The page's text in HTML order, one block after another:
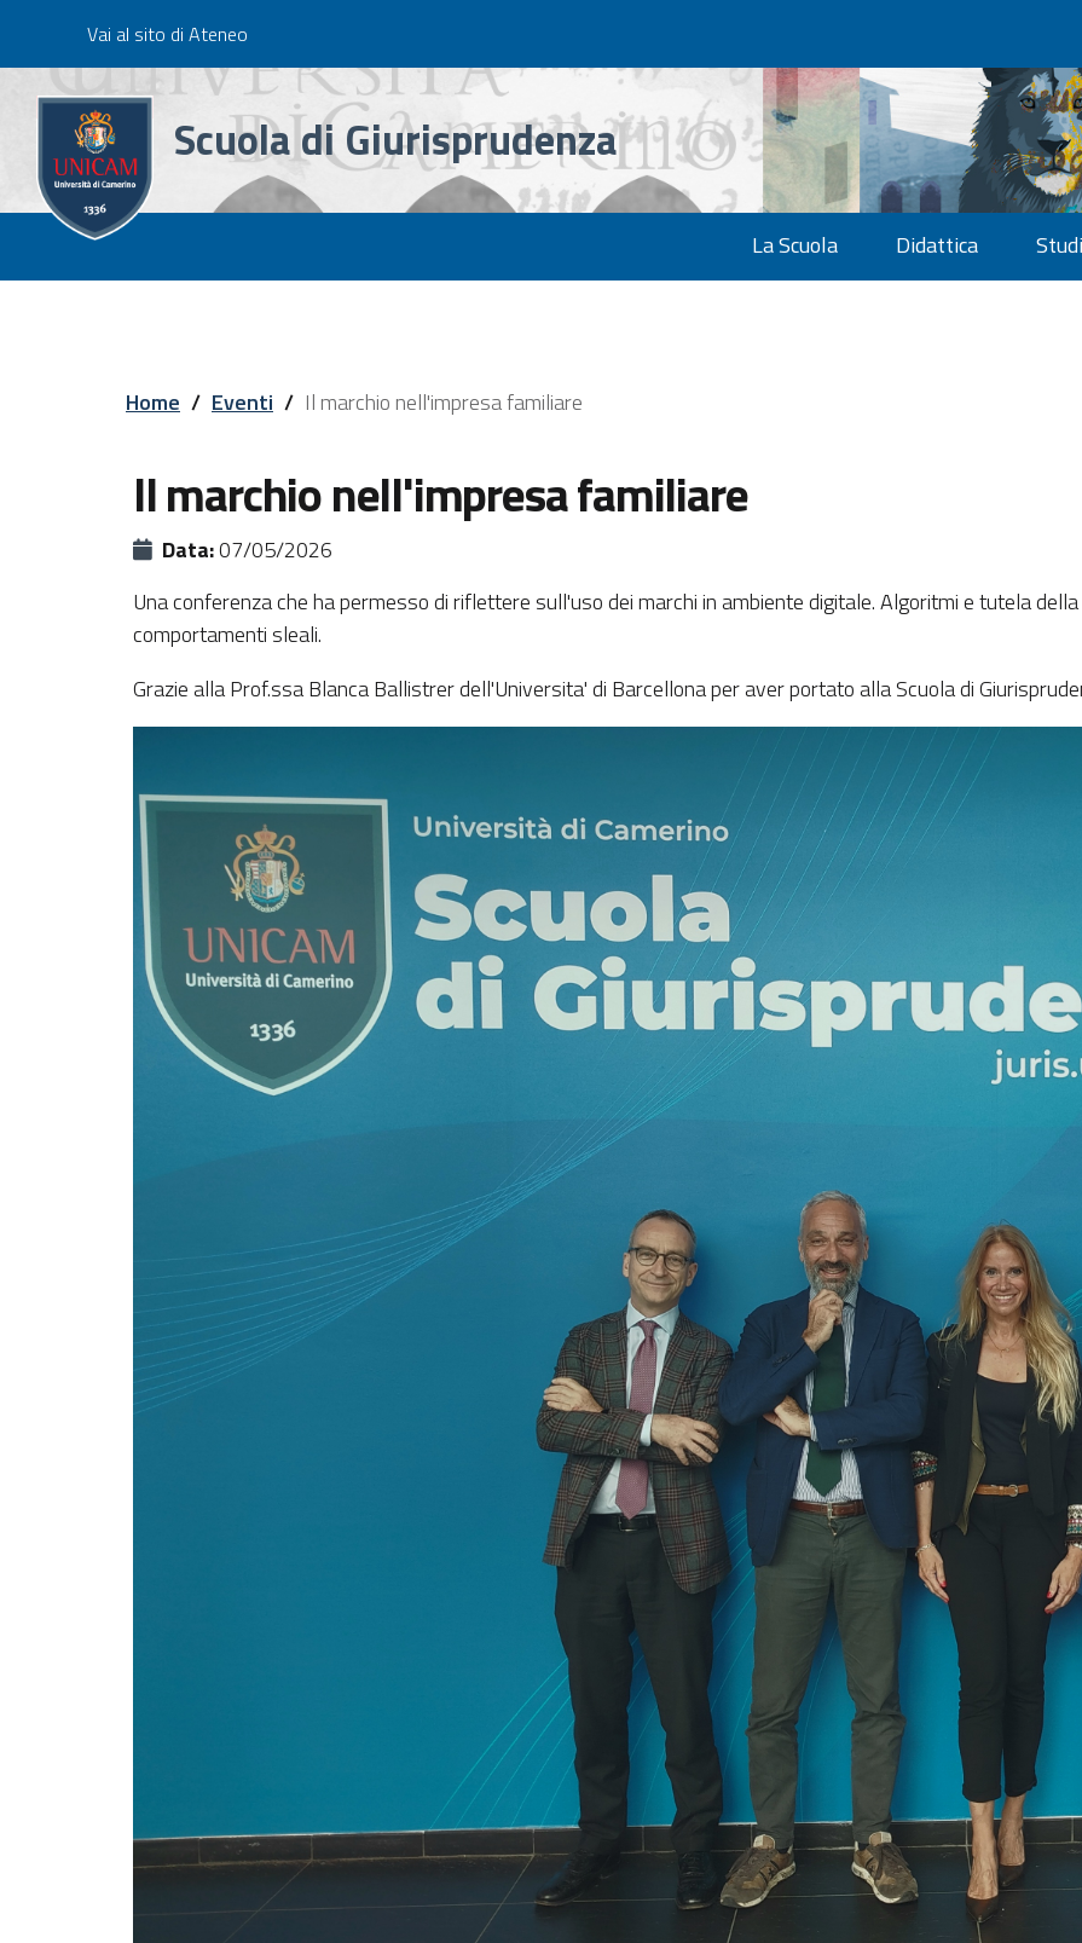
principale
SlimVai al sito di Ateneo
Scuola di Giurisprudenza
Main
Menu
La Scuola Didattica
Home / Eventi / Il marchio nell'impresa familiare
Il marchio nell'impresa familiare
Data:07/05/2026
Una conferenza che ha permesso di riflettere sull'uso dei marchi in ambiente digitale. Algoritmi e tutela
comportamenti sleali.
Grazie alla Prof.ssa Blanca Ballistrer dell'Universita' di Barcellona per aver portato alla Scuola di